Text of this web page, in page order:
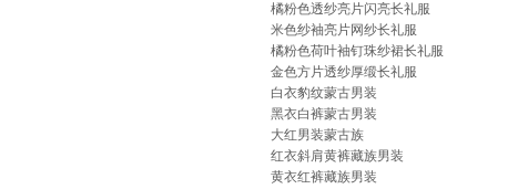
橘粉色透纱亮片闪亮长礼服
米色纱袖亮片网纱长礼服
橘粉色荷叶袖钉珠纱裙长礼服
金色方片透纱厚缎长礼服
白衣豹纹蒙古男装
黑衣白裤蒙古男装
大红男装蒙古族
红衣斜肩黄裤藏族男装
黄衣红裤藏族男装